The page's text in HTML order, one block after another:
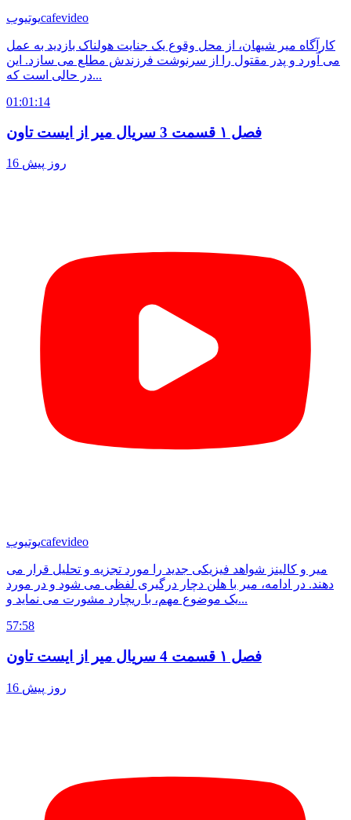
یوتیوبcafevideo
کارآگاه میر شیهان، از محل وقوع یک جنایت هولناک بازدید به عمل
می آورد و پدر مقتول را از سرنوشت فرزندش مطلع می سازد. این
در حالی است که...
01:01:14
فصل ۱ قسمت 3 سریال میر از ایست تاون
16 روز پیش
یوتیوبcafevideo
میر و کالینز شواهد فیزیکی جدید را مورد تجزیه و تحلیل قرار می
دهند. در ادامه، میر با هلن دچار درگیری لفظی می شود و در مورد
یک موضوع مهم، با ریچارد مشورت می نماید و...
57:58
فصل ۱ قسمت 4 سریال میر از ایست تاون
16 روز پیش